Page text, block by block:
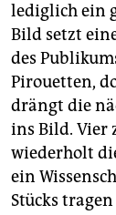
lediglich ein
Bild setzt
des
Pirouetten,
drängt die
ins Bild. Vier
wiederholt
ein
Stücks